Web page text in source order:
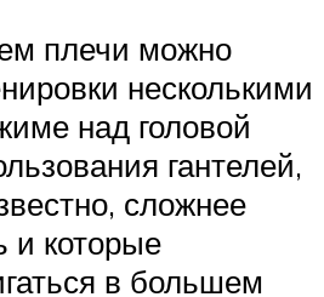
плечи можно
несколькими
над головой
гантелей,
сложнее
и которые
в большем